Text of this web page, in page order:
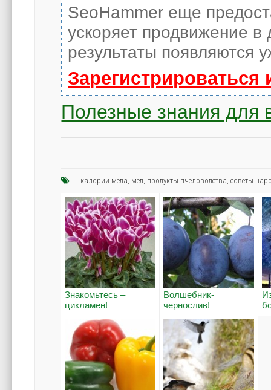
SeoHammer еще
ускоряет продвижение в
результаты появляются
Полезные знания для
калории меда мед продукты пчеловодства ,советы
Знакомьтесь –
цикламен!
Волшебник-
чернослив!